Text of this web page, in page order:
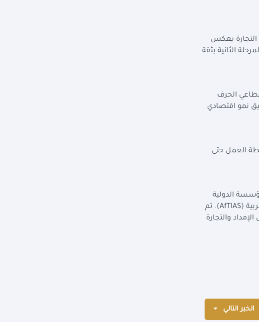
التجارة يعكس
الثانية بثقة
الحرف
نمو اقتصادي
العمل حتى
الدولية
(
AfTIAS). تم
الإمداد والتجارة
الخبر التالي